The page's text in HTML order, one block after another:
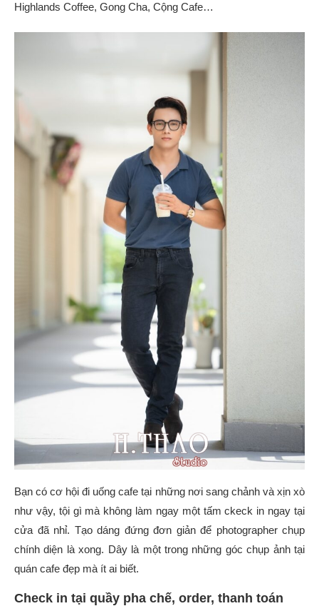
Highlands Coffee, Gong Cha, Cộng Cafe…
Bạn có cơ hội đi uống cafe tại những nơi sang chảnh và xịn xò
như vậy, tội gì mà không làm ngay một tấm ckeck in ngay tại
cửa đã nhỉ. Tạo dáng đứng đơn giản để photographer chụp
chính diện là xong. Dây là một trong những góc chụp ảnh tại
quán cafe đẹp mà ít ai biết.
Check in tại quầy pha chế, order, thanh toán